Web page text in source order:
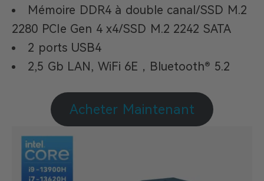
Mémoire DDR4 à double canal/SSD M.2
2280 PCIe Gen 4 x4/SSD M.2 2242 SATA
2 ports USB4
2,5 Gb LAN, WiFi 6E，Bluetooth® 5.2
Acheter Maintenant